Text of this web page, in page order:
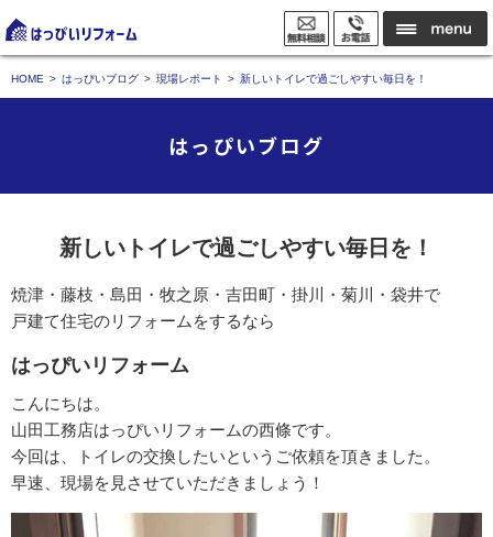
HOME はっぴいブログ 現場レポート 新しいトイレで過ごしやすい毎日を！
はっぴいブログ
新しいトイレで過ごしやすい毎日を！
焼津・藤枝・島田・牧之原・吉田町・掛川・菊川・袋井で
戸建て住宅のリフォームをするなら
はっぴいリフォーム
こんにちは。
山田工務店はっぴいリフォームの西條です。
今回は、トイレの交換したいというご依頼を頂きました。
早速、現場を見させていただきましょう！